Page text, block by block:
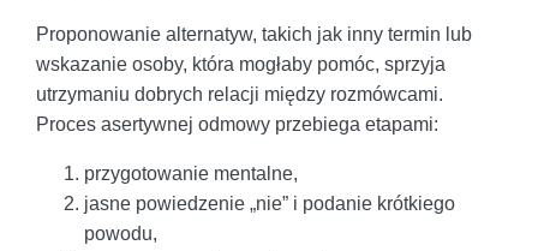
Proponowanie alternatyw, takich jak inny termin lub
wskazanie osoby, która mogłaby pomóc, sprzyja
utrzymaniu dobrych relacji między rozmówcami.
Proces asertywnej odmowy przebiega etapami:
przygotowanie mentalne,
jasne powiedzenie „nie” i podanie krótkiego
powodu,